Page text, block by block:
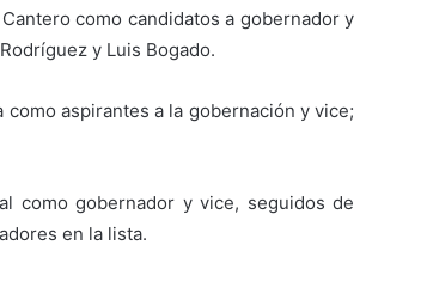
como candidatos a gobernador y
y Luis Bogado.
aspirantes a la gobernación y vice;
como gobernador y vice, seguidos de
en la lista.